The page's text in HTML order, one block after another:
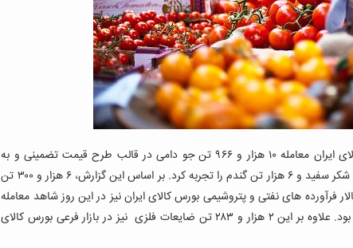
روز دوشنبه ۲۹ خردادماه تالار محصولات کشاورزی بورس کالای ایران معامله ۱۰ هزار و ۹۶۶ تن جو دامی در قالب طرح قیمت تضمینی و به
صورت فیزیکی، ۱۵۰ تن ذرت دانه ای، ۳۰۰ تن روغن، ۵۷۵ تن شکر سفید و ۶ هزار تن گندم را تجربه کرد. بر اساس این گزارش، ۶ هزار و ۳۰۰ تن
تالار فرآورده های نفتی و پتروشیمی بورس کالای ایران نیز در این روز شاهد معامله
علاوه بر این ۲ هزار و ۲۸۳ تن ضایعات فلزی نیز در بازار فرعی بورس کالای